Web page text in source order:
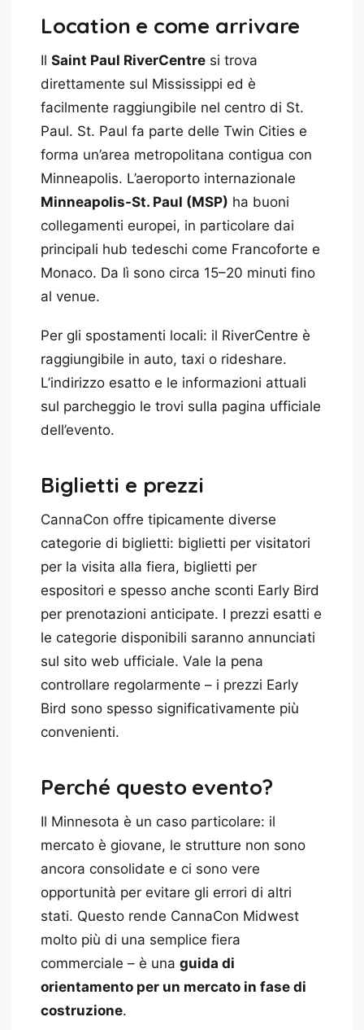
Location e come arrivare
Il Saint Paul RiverCentre si trova
direttamente sul Mississippi ed è
facilmente raggiungibile nel centro di St.
Paul. St. Paul fa parte delle Twin Cities e
forma un’area metropolitana contigua con
Minneapolis. L’aeroporto internazionale
Minneapolis-St. Paul (MSP) ha buoni
collegamenti europei, in particolare dai
principali hub tedeschi come Francoforte e
Monaco. Da lì sono circa 15–20 minuti fino
al venue.
Per gli spostamenti locali: il RiverCentre è
raggiungibile in auto, taxi o rideshare.
L’indirizzo esatto e le informazioni attuali
sul parcheggio le trovi sulla pagina ufficiale
dell’evento.
Biglietti e prezzi
CannaCon offre tipicamente diverse
categorie di biglietti: biglietti per visitatori
per la visita alla fiera, biglietti per
espositori e spesso anche sconti Early Bird
per prenotazioni anticipate. I prezzi esatti e
le categorie disponibili saranno annunciati
sul sito web ufficiale. Vale la pena
controllare regolarmente – i prezzi Early
Bird sono spesso significativamente più
convenienti.
Perché questo evento?
Il Minnesota è un caso particolare: il
mercato è giovane, le strutture non sono
ancora consolidate e ci sono vere
opportunità per evitare gli errori di altri
stati. Questo rende CannaCon Midwest
molto più di una semplice fiera
commerciale – è una guida di
orientamento per un mercato in fase di
costruzione.